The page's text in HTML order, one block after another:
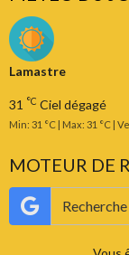
Lamastre
31 °C Ciel dégagé
Min: 31 °C | Max: 31 °C |
MOTEUR DE